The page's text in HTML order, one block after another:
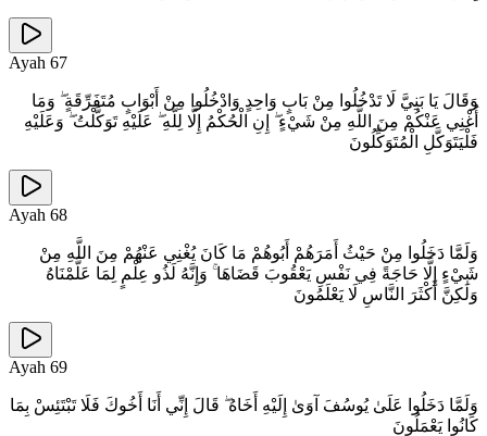
Ayah 67
وَقَالَ يَا بَنِيَّ لَا تَدْخُلُوا مِنْ بَابٍ وَاحِدٍ وَادْخُلُوا مِنْ أَبْوَابٍ مُتَفَرِّقَةٍ ۖ وَمَا
أُغْنِي عَنْكُمْ مِنَ اللَّهِ مِنْ شَيْءٍ ۖ إِنِ الْحُكْمُ إِلَّا لِلَّهِ ۖ عَلَيْهِ تَوَكَّلْتُ ۖ وَعَلَيْهِ
فَلْيَتَوَكَّلِ الْمُتَوَكِّلُونَ
Ayah 68
وَلَمَّا دَخَلُوا مِنْ حَيْثُ أَمَرَهُمْ أَبُوهُمْ مَا كَانَ يُغْنِي عَنْهُمْ مِنَ اللَّهِ مِنْ
شَيْءٍ إِلَّا حَاجَةً فِي نَفْسِ يَعْقُوبَ قَضَاهَا ۚ وَإِنَّهُ لَذُو عِلْمٍ لِمَا عَلَّمْنَاهُ
وَلَٰكِنَّ أَكْثَرَ النَّاسِ لَا يَعْلَمُونَ
Ayah 69
وَلَمَّا دَخَلُوا عَلَىٰ يُوسُفَ آوَىٰ إِلَيْهِ أَخَاهُ ۖ قَالَ إِنِّي أَنَا أَخُوكَ فَلَا تَبْتَئِسْ بِمَا
كَانُوا يَعْمَلُونَ